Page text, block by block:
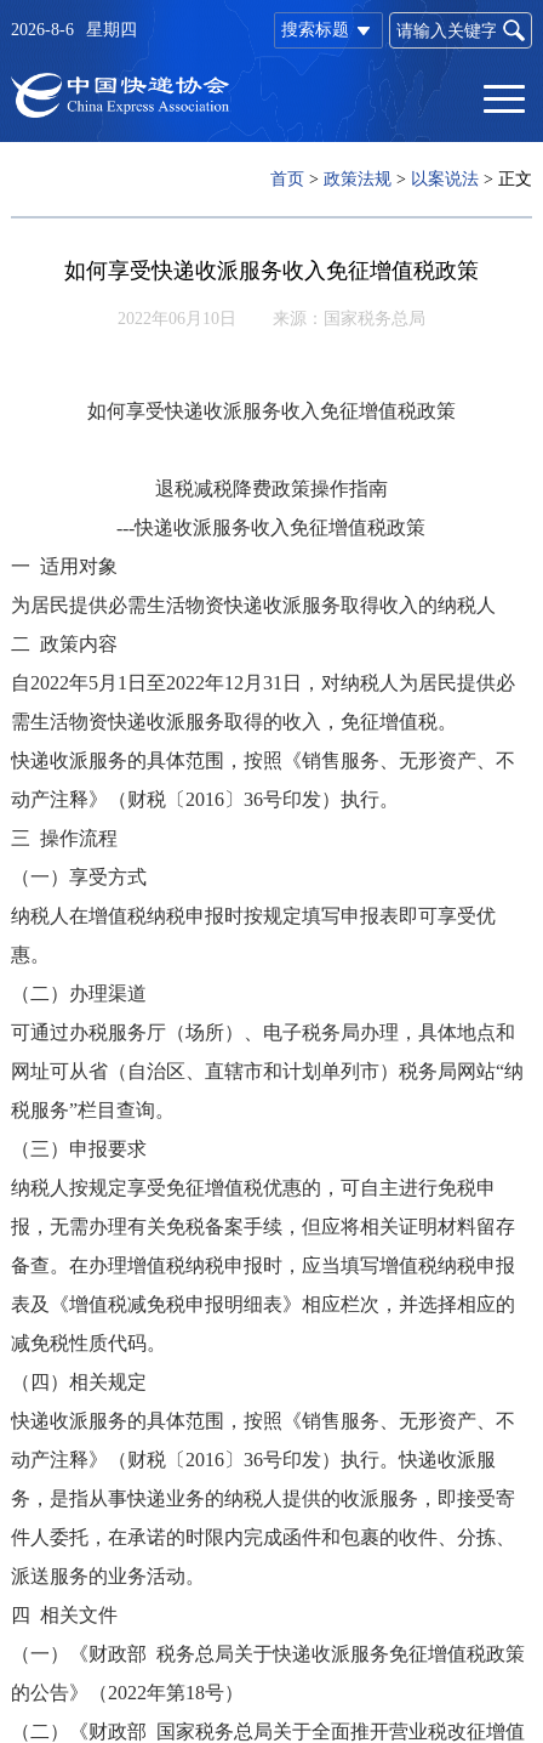
搜索标题
2026-8-6 星期四
首页 >政策法规 > 以案说法 > 正文
如何享受快递收派服务收入免征增值税政策
2022年06月10日 来源：国家税务总局
如何享受快递收派服务收入免征增值税政策
退税减税降费政策操作指南
---快递收派服务收入免征增值税政策
一 适用对象
为居民提供必需生活物资快递收派服务取得收入的纳税人
二 政策内容
自2022年5月1日至2022年12月31日，对纳税人为居民提供必
需生活物资快递收派服务取得的收入，免征增值税。
快递收派服务的具体范围，按照《销售服务、无形资产、不
动产注释》（财税〔2016〕36号印发）执行。
三 操作流程
（一）享受方式
纳税人在增值税纳税申报时按规定填写申报表即可享受优
惠。
（二）办理渠道
可通过办税服务厅（场所）、电子税务局办理，具体地点和
网址可从省（自治区、直辖市和计划单列市）税务局网站“纳
税服务”栏目查询。
（三）申报要求
纳税人按规定享受免征增值税优惠的，可自主进行免税申
报，无需办理有关免税备案手续，但应将相关证明材料留存
备查。在办理增值税纳税申报时，应当填写增值税纳税申报
表及《增值税减免税申报明细表》相应栏次，并选择相应的
减免税性质代码。
（四）相关规定
快递收派服务的具体范围，按照《销售服务、无形资产、不
动产注释》（财税〔2016〕36号印发）执行。快递收派服
务，是指从事快递业务的纳税人提供的收派服务，即接受寄
件人委托，在承诺的时限内完成函件和包裹的收件、分拣、
派送服务的业务活动。
四 相关文件
（一）《财政部 税务总局关于快递收派服务免征增值税政策
的公告》（2022年第18号）
（二）《财政部 国家税务总局关于全面推开营业税改征增值